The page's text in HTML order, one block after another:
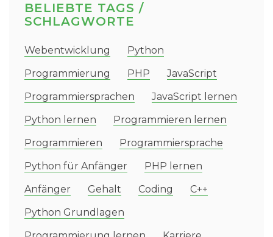
BELIEBTE TAGS /
SCHLAGWORTE
Webentwicklung
Python
Programmierung
PHP
JavaScript
Programmiersprachen
JavaScript lernen
Python lernen
Programmieren lernen
Programmieren
Programmiersprache
Python für Anfänger
PHP lernen
Anfänger
Gehalt Coding
C++
Python Grundlagen